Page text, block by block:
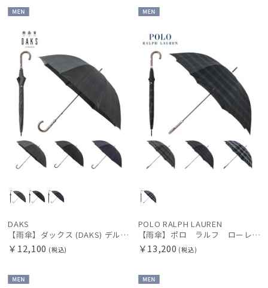
DAKS
【雨傘】ダックス (DAKS) デルタプリント遮光ラミネート チェック 長傘 遮熱遮光 耐風傘 ゲリラ豪雨対応傘
￥12,100 (税込)
POLO RALPH LAUREN
【雨傘】ポロ ラルフ ローレン (POLO RALPH LAUREN) 先染めチェック 長傘 メンズ
￥13,200 (税込)